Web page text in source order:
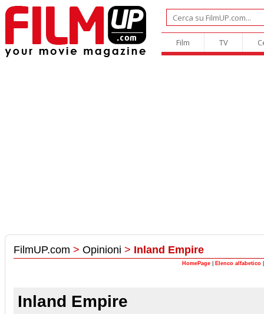
Film TV
FilmUP.com > Opinioni > Inland Empire
HomePage Elenco alfabetico
Inland Empire